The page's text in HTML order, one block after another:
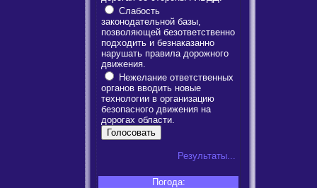
Слабость
законодательной базы,
позволяющей безответственно
подходить и безнаказанно
нарушать правила дорожного
движения.
Нежелание ответственных
органов вводить новые
технологии в организацию
безопасного движения на
дорогах области.
Результаты...
Погода: